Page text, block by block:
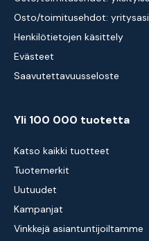
Osto/toimitusehdot:
Henkilötietojen käsittely
Evästeet
Saavutettavuusseloste
Yli 100 000 tuotetta
Katso kaikki tuotteet
Tuotemerkit
Uutuudet
Kampanjat
Vinkkejä asiantuntijoiltamme